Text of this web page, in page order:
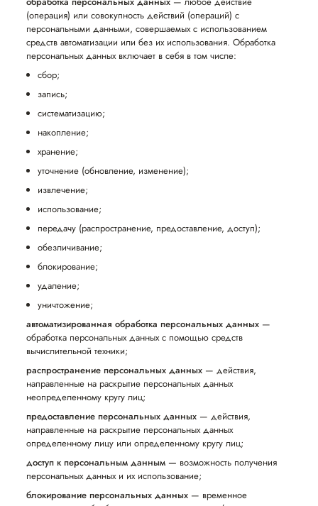
(операция) или совокупность действий (операций) с
персональными данными, совершаемых с использованием
средств автоматизации или без их использования. Обработка
персональных данных включает в себя в том числе:
сбор;
запись;
систематизацию;
накопление;
хранение;
уточнение (обновление, изменение);
извлечение;
использование;
передачу (распространение, предоставление, доступ);
обезличивание;
блокирование;
удаление;
уничтожение;
автоматизированная обработка персональных данных —
обработка персональных данных с помощью средств
вычислительной техники;
распространение персональных данных — действия,
направленные на раскрытие персональных данных
неопределенному кругу лиц;
предоставление персональных данных — действия,
направленные на раскрытие персональных данных
определенному лицу или определенному кругу лиц;
доступ к персональным данным — возможность получения
персональных данных и их использование;
блокирование персональных данных — временное